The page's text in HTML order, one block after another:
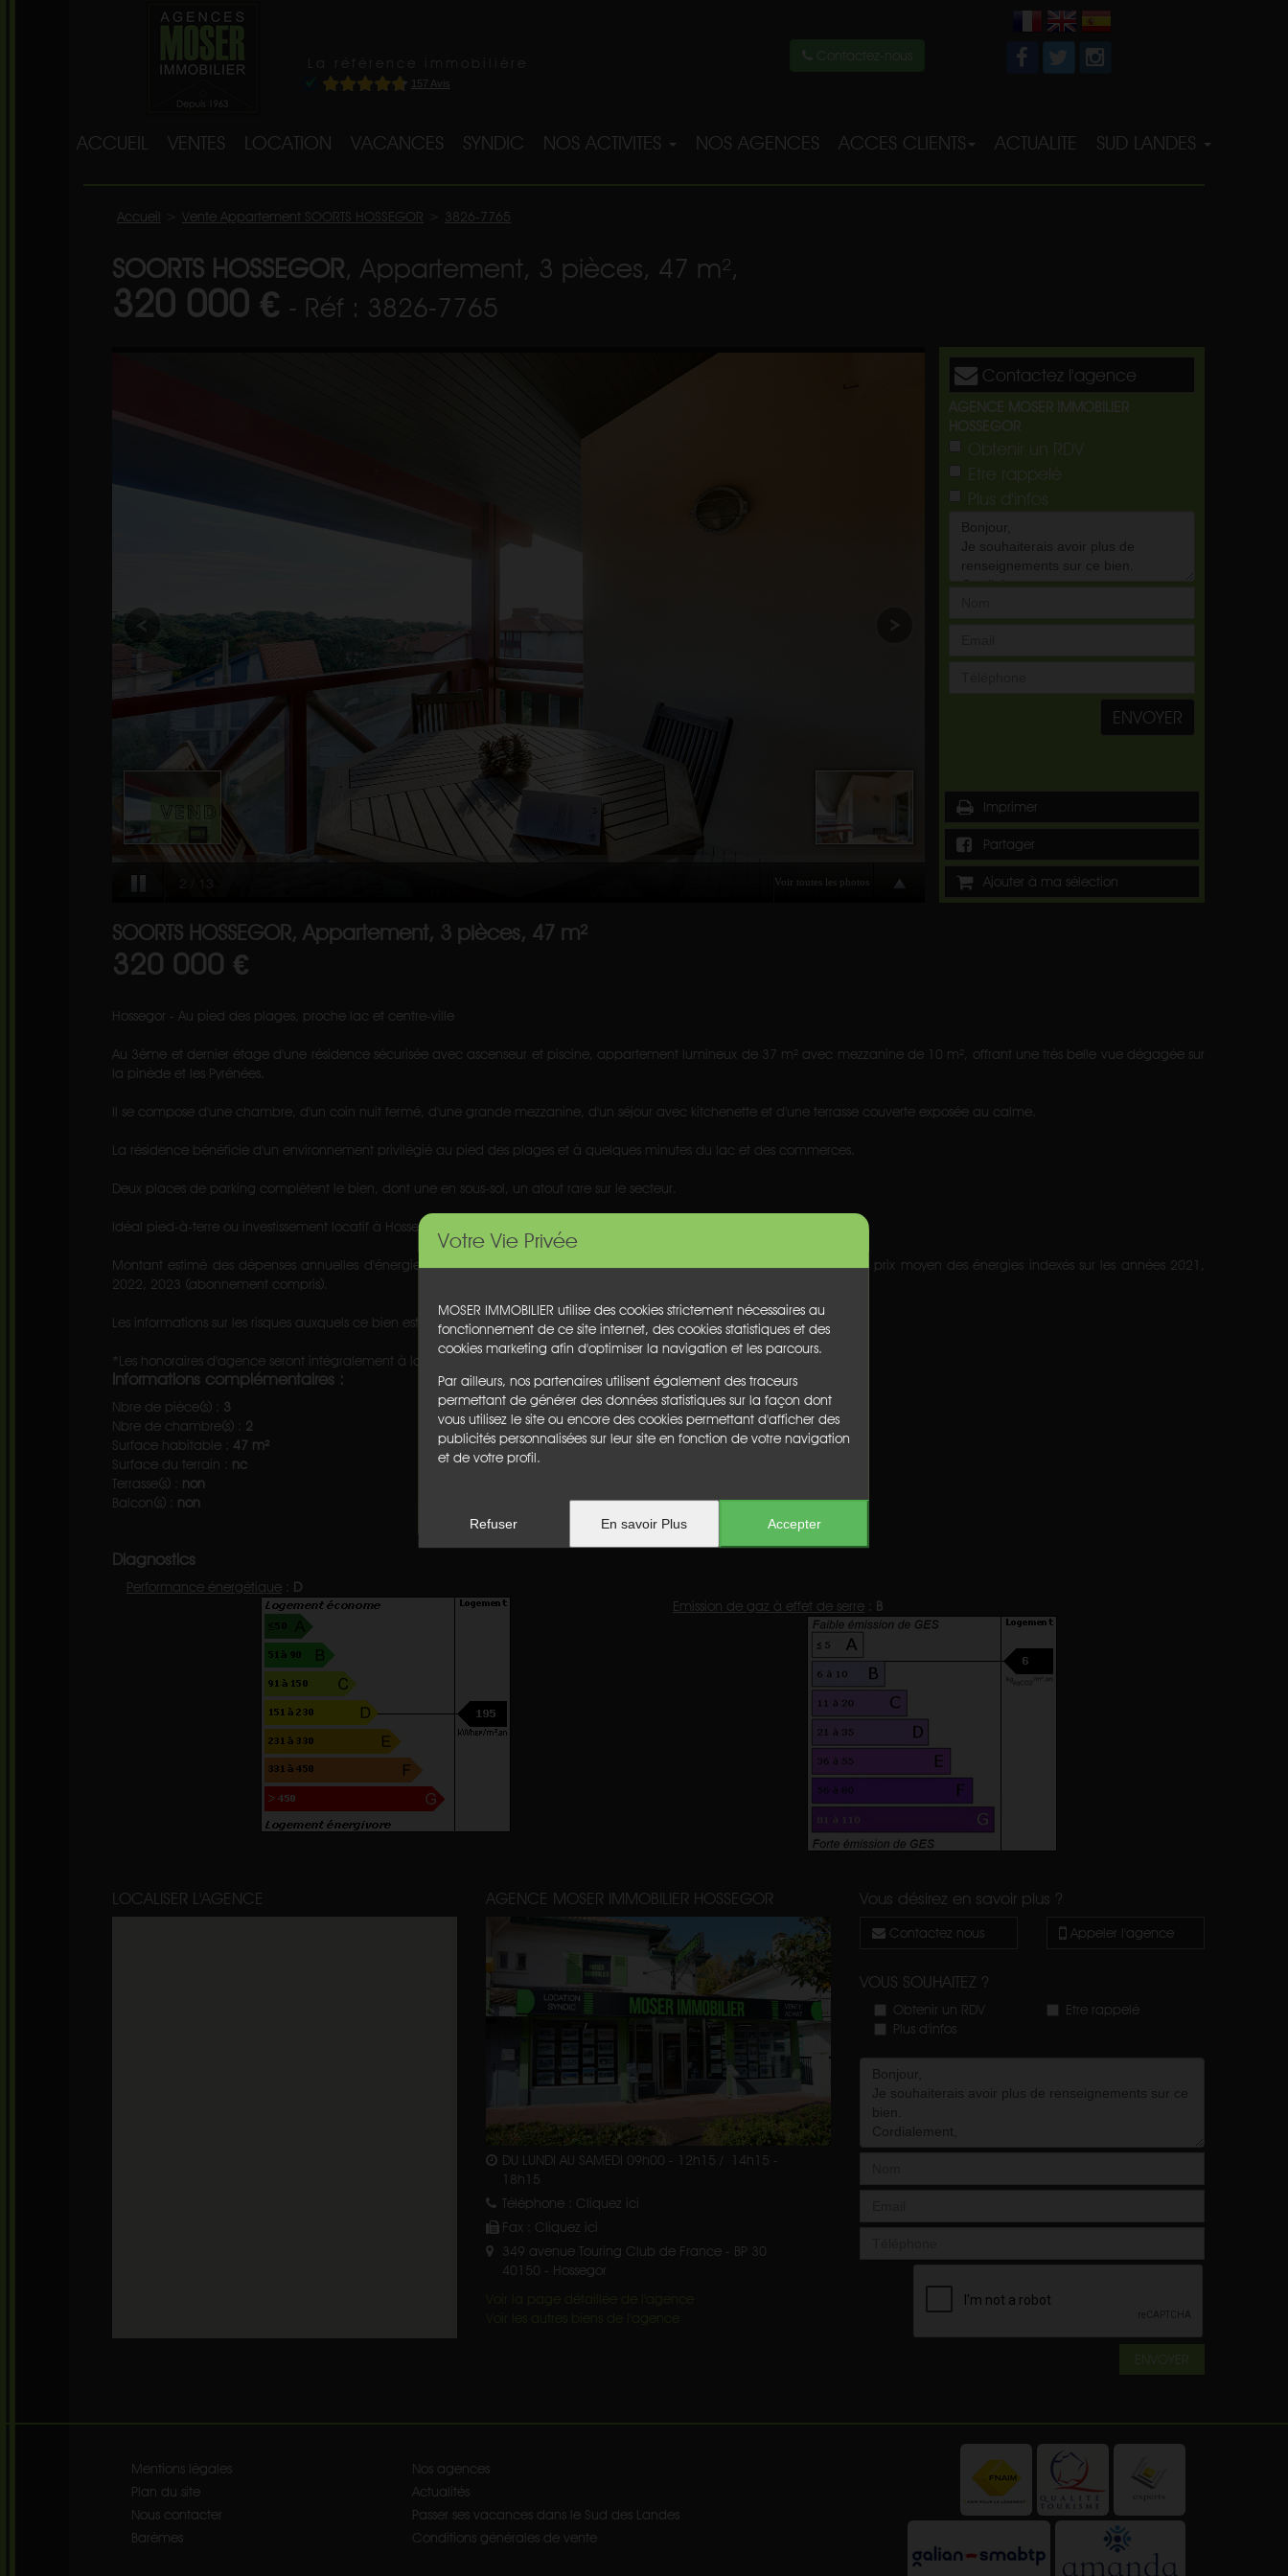
Votre Vie Privée
MOSER IMMOBILIER utilise des cookies strictement nécessaires au
fonctionnement de ce site internet, des cookies statistiques et des
cookies marketing afin d'optimiser la navigation et les parcours.
Par ailleurs, nos partenaires utilisent également des traceurs
permettant de générer des données statistiques sur la façon dont
vous utilisez le site ou encore des cookies permettant d'afficher des
publicités personnalisées sur leur site en fonction de votre navigation
et de votre profil.
Refuser En savoir Plus Accepter
Contactez-nous
ACCUEIL VENTES LOCATION VACANCES SYNDIC NOS ACTIVITES NOS AGENCES ACCES CLIENTS ACTUALITE SUD LANDES
Accueil Vente Appartement SOORTS HOSSEGOR 3826-7765
SOORTS HOSSEGOR, Appartement, 3 pièces, 47 m²,
320 000 € - Réf : 3826-7765
Contactez l'agence
AGENCE MOSER IMMOBILIER
HOSSEGOR
Obtenir un RDV
Etre rappelé
Plus d'infos
ENVOYER
Imprimer
Partager
Ajouter à ma sélection
SOORTS HOSSEGOR, Appartement, 3 pièces, 47 m²
320 000 €
Hossegor - Au pied des plages, proche lac et centre-ville
Au 3ème et dernier étage d'une résidence sécurisée avec ascenseur et piscine, appartement lumineux de 37 m² avec mezzanine de 10 m², offrant une très belle vue dégagée sur
la pinède et les Pyrénées.
Il se compose d'une chambre, d'un coin nuit fermé, d'une grande mezzanine, d'un séjour avec kitchenette et d'une terrasse couverte exposée au calme.
La résidence bénéficie d'un environnement privilégié au pied des plages et à quelques minutes du lac et des commerces.
Deux places de parking complètent le bien, dont une en sous-sol, un atout rare sur le secteur.
Idéal pied-à-terre ou investissement locatif à Hossegor.
Montant estimé des dépenses annuelles d'énergie pour un usage standard : entre 770 euros et 1090 euros sur la base du prix moyen des énergies indexés sur les années 2021,
2022, 2023 (abonnement compris).
Les informations sur les risques auxquels ce bien est exposé sont disponibles sur le site : www.georisques.gouv.fr
*Les honoraires d'agence seront intégralement à la charge du vendeur.
Informations complémentaires :
Nbre de pièce(s) : 3
Nbre de chambre(s) : 2
Surface habitable : 47 m²
Surface du terrain : nc
Terrasse(s) : non
Balcon(s) : non
Cave :non
Garage :non
Parking : non
Ascenseur :non
Honoraires :
Diagnostics
Performance énergétique
D
Emission de gaz à effet de serre
B
LOCALISER L'AGENCE AGENCE MOSER IMMOBILIER HOSSEGOR
DU LUNDI AU SAMEDI 09h00 - 12h15 / 14h15 -
18h15
Téléphone : Cliquez ici
Fax : Cliquez ici
349 avenue Touring Club de France - BP 30
40150 - Hossegor
Vous désirez en savoir plus ?
Contactez nous Appeler l'agence
VOUS SOUHAITEZ ?
Obtenir un RDV
Etre rappelé
Plus d'infos
ENVOYER
Mentions légales
Plan du site
Nous contacter
Barèmes
Nos agences
Actualités
Passer ses vacances dans le Sud des Landes
Conditions générales de vente